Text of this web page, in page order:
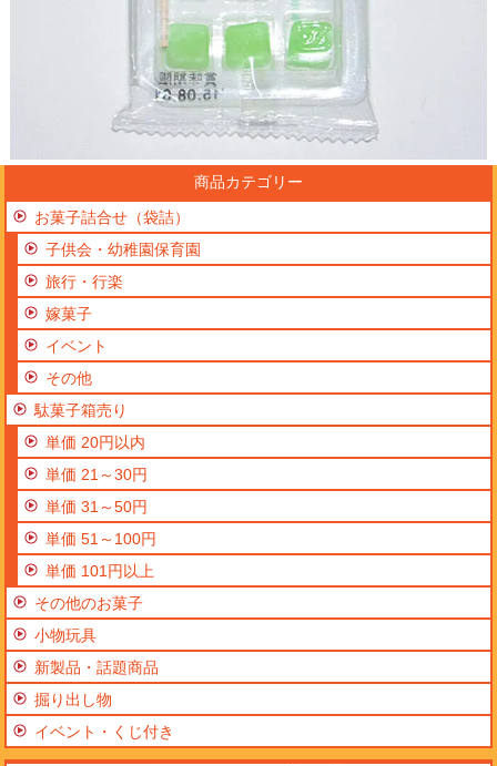
商品カテゴリー
お菓子詰合せ（袋詰）
子供会・幼稚園保育園
旅行・行楽
嫁菓子
イベント
その他
駄菓子箱売り
単価 20円以内
単価 21～30円
単価 31～50円
単価 51～100円
単価 101円以上
その他のお菓子
小物玩具
新製品・話題商品
掘り出し物
イベント・くじ付き